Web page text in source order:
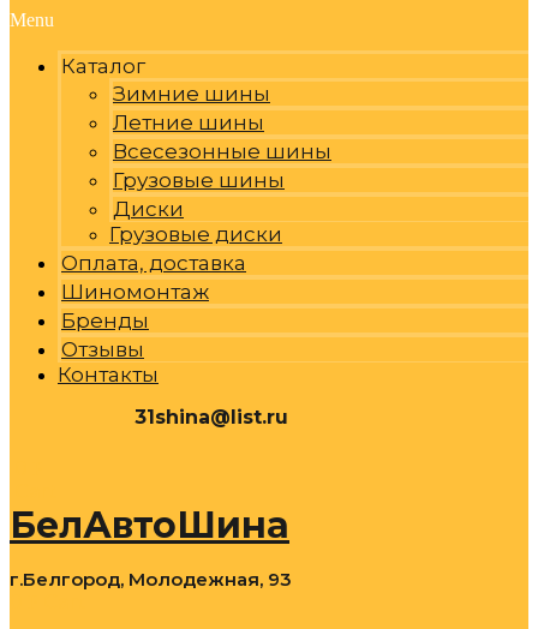
Menu
Каталог
Зимние шины
Летние шины
Всесезонные шины
Грузовые шины
Диски
Грузовые диски
Оплата, доставка
Шиномонтаж
Бренды
Отзывы
Контакты
31shina@list.ru
БелАвтоШина
г.Белгород, Молодежная, 93